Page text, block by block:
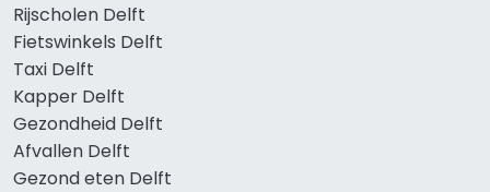
Rijscholen Delft
Fietswinkels Delft
Taxi Delft
Kapper Delft
Gezondheid Delft
Afvallen Delft
Gezond eten Delft